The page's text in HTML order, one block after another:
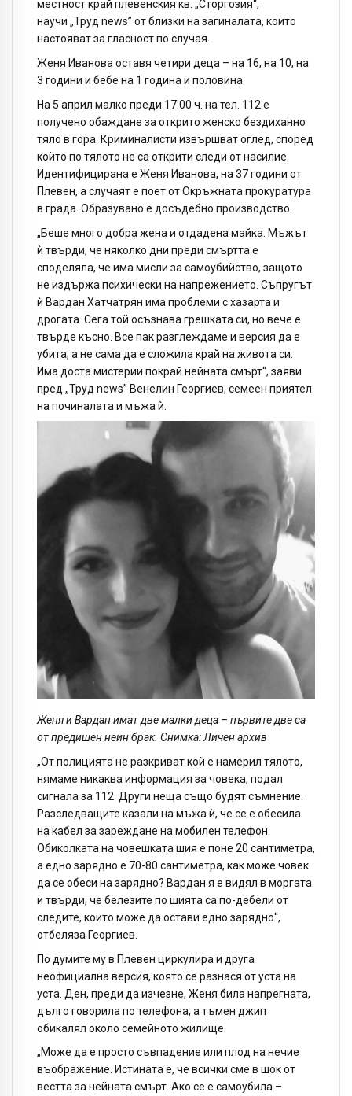
местност край плевенския кв. „Сторгозия“,
научи „Труд news” от близки на загиналата, които
настояват за гласност по случая.
Женя Иванова оставя четири деца – на 16, на 10, на
3 години и бебе на 1 година и половина.
На 5 април малко преди 17:00 ч. на тел. 112 е
получено обаждане за открито женско бездиханно
тяло в гора. Криминалисти извършват оглед, според
който по тялото не са открити следи от насилие.
Идентифицирана е Женя Иванова, на 37 години от
Плевен, а случаят е поет от Окръжната прокуратура
в града. Образувано е досъдебно производство.
„Беше много добра жена и отдадена майка. Мъжът
ѝ твърди, че няколко дни преди смъртта е
споделяла, че има мисли за самоубийство, защото
не издържа психически на напрежението. Съпругът
ѝ Вардан Хатчатрян има проблеми с хазарта и
дрогата. Сега той осъзнава грешката си, но вече е
твърде късно. Все пак разглеждаме и версия да е
убита, а не сама да е сложила край на живота си.
Има доста мистерии покрай нейната смърт“, заяви
пред „Труд news” Венелин Георгиев, семеен приятел
на починалата и мъжа ѝ.
Женя и Вардан имат две малки деца – първите две са
от предишен неин брак. Снимка: Личен архив
„От полицията не разкриват кой е намерил тялото,
нямаме никаква информация за човека, подал
сигнала за 112. Други неща също будят съмнение.
Разследващите казали на мъжа ѝ, че се е обесила
на кабел за зареждане на мобилен телефон.
Обиколката на човешката шия е поне 20 сантиметра,
а едно зарядно е 70-80 сантиметра, как може човек
да се обеси на зарядно? Вардан я е видял в моргата
и твърди, че белезите по шията са по-дебели от
следите, които може да остави едно зарядно“,
отбеляза Георгиев.
По думите му в Плевен циркулира и друга
неофициална версия, която се разнася от уста на
уста. Ден, преди да изчезне, Женя била напрегната,
дълго говорила по телефона, а тъмен джип
обикалял около семейното жилище.
„Може да е просто съвпадение или плод на нечие
въображение. Истината е, че всички сме в шок от
вестта за нейната смърт. Ако се е самоубила –